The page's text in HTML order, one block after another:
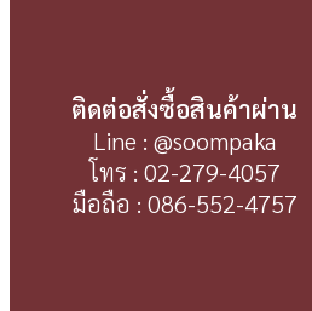
ติดต่อสั่งซื้อสินค้าผ่าน
Line : @soompaka
โทร : 02-279-4057
มือถือ : 086-552-4757